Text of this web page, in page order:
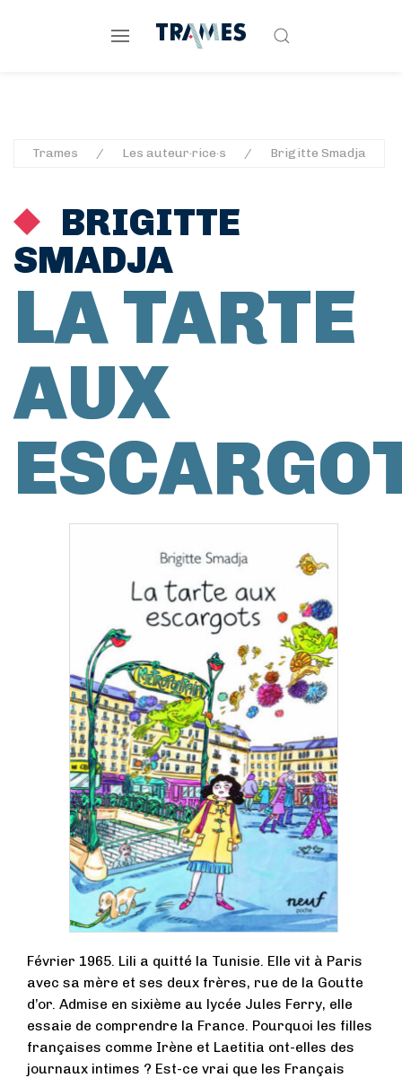
Trames Les auteur·rice·s Brigitte Smadja
BRIGITTE
SMADJA
LA TARTE
AUX
Février 1965. Lili a quitté la Tunisie. Elle vit à Paris
avec sa mère et ses deux frères, rue de la Goutte
d’or. Admise en sixième au lycée Jules Ferry, elle
essaie de comprendre la France. Pourquoi les filles
françaises comme Irène et Laetitia ont-elles des
journaux intimes ? Est-ce vrai que les Français